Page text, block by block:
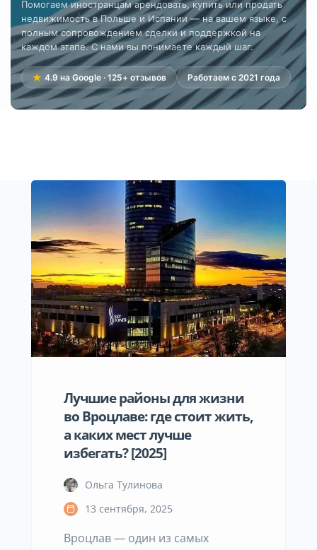
Помогаем иностранцам арендовать, купить или продать
недвижимость в Польше и Испании — на вашем языке, с
полным сопровождением сделки и поддержкой на
каждом этапе. С нами вы понимаете каждый шаг.
★ 4.9 на Google · 125+ отзывов Работаем с 2021 года
Лучшие районы для жизни
во Вроцлаве: где стоит жить,
а каких мест лучше
избегать? [2025]
Ольга Тулинова
13 сентября, 2025
Вроцлав — один из самых